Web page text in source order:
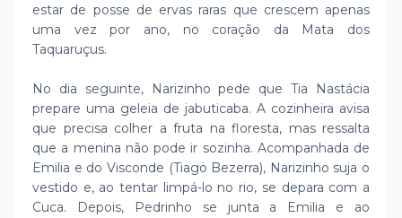
estar de posse de ervas raras que crescem apenas
uma vez por ano, no coração da Mata dos
Taquaruçus.
No dia seguinte, Narizinho pede que Tia Nastácia
prepare uma geleia de jabuticaba. A cozinheira avisa
que precisa colher a fruta na floresta, mas ressalta
que a menina não pode ir sozinha. Acompanhada de
Emilia e do Visconde (Tiago Bezerra), Narizinho suja o
vestido e, ao tentar limpá-lo no rio, se depara com a
Cuca. Depois, Pedrinho se junta a Emilia e ao